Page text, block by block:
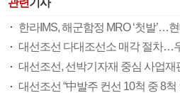
대선조선, 선박기자재 중심 사업재
대선조선 “中발주 컨선 10척 중 8척